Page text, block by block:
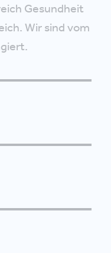
Gesundheit
Wir sind vom